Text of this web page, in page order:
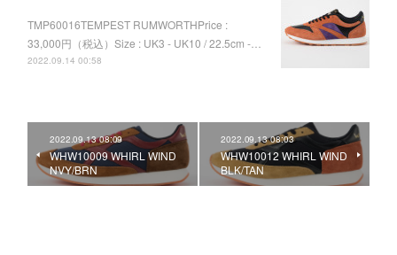
TMP60016TEMPEST RUMWORTHPrice :
33,000円（税込）Size : UK3 - UK10 / 22.5cm -…
2022.09.14 00:58
2022.09.13 08:09
WHW10009 WHIRL WIND
NVY/BRN
2022.09.13 08:03
WHW10012 WHIRL WIND
BLK/TAN